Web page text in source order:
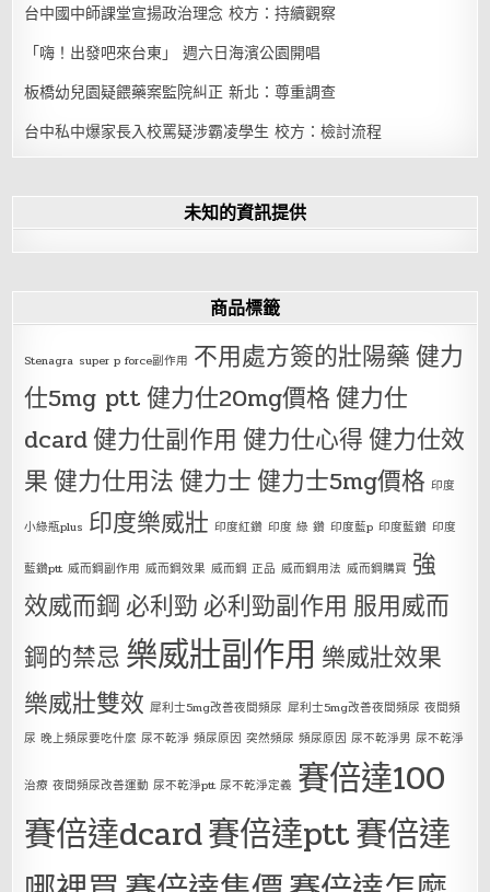
台中國中師課堂宣揚政治理念 校方：持續觀察
「嗨！出發吧來台東」 週六日海濱公園開唱
板橋幼兒園疑餵藥案監院糾正 新北：尊重調查
台中私中爆家長入校罵疑涉霸凌學生 校方：檢討流程
未知的資訊提供
商品標籤
Stenagra super p force副作用 不用處方簽的壯陽藥健力
仕5mg ptt健力仕20mg價格健力仕
dcard健力仕副作用 健力仕心得健力仕效
果健力仕用法健力士健力士5mg價格 印度
小綠瓶plus 印度樂威壯 印度紅鑽 印度 綠 鑽 印度藍p 印度藍鑽 印度
藍鑽ptt 威而鋼副作用 威而鋼效果 威而鋼 正品 威而鋼用法 威而鋼購買 強
效威而鋼 必利勁 必利勁副作用 服用威而
鋼的禁忌 樂威壯副作用 樂威壯效果
樂威壯雙效 犀利士5mg改善夜間頻尿 犀利士5mg改善夜間頻尿 夜間頻
尿 晚上頻尿要吃什麼 尿不乾淨 頻尿原因 突然頻尿 頻尿原因 尿不乾淨男 尿不乾淨
治療 夜間頻尿改善運動 尿不乾淨ptt 尿不乾淨定義 賽倍達100
賽倍達dcard賽倍達ptt賽倍達